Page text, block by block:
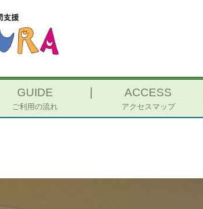
GUIDE
ご利用の流れ
ACCESS
アクセスマップ